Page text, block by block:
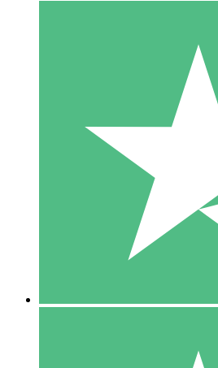
Individuele
Betaal per gebruik met
1000
10 Downloaden